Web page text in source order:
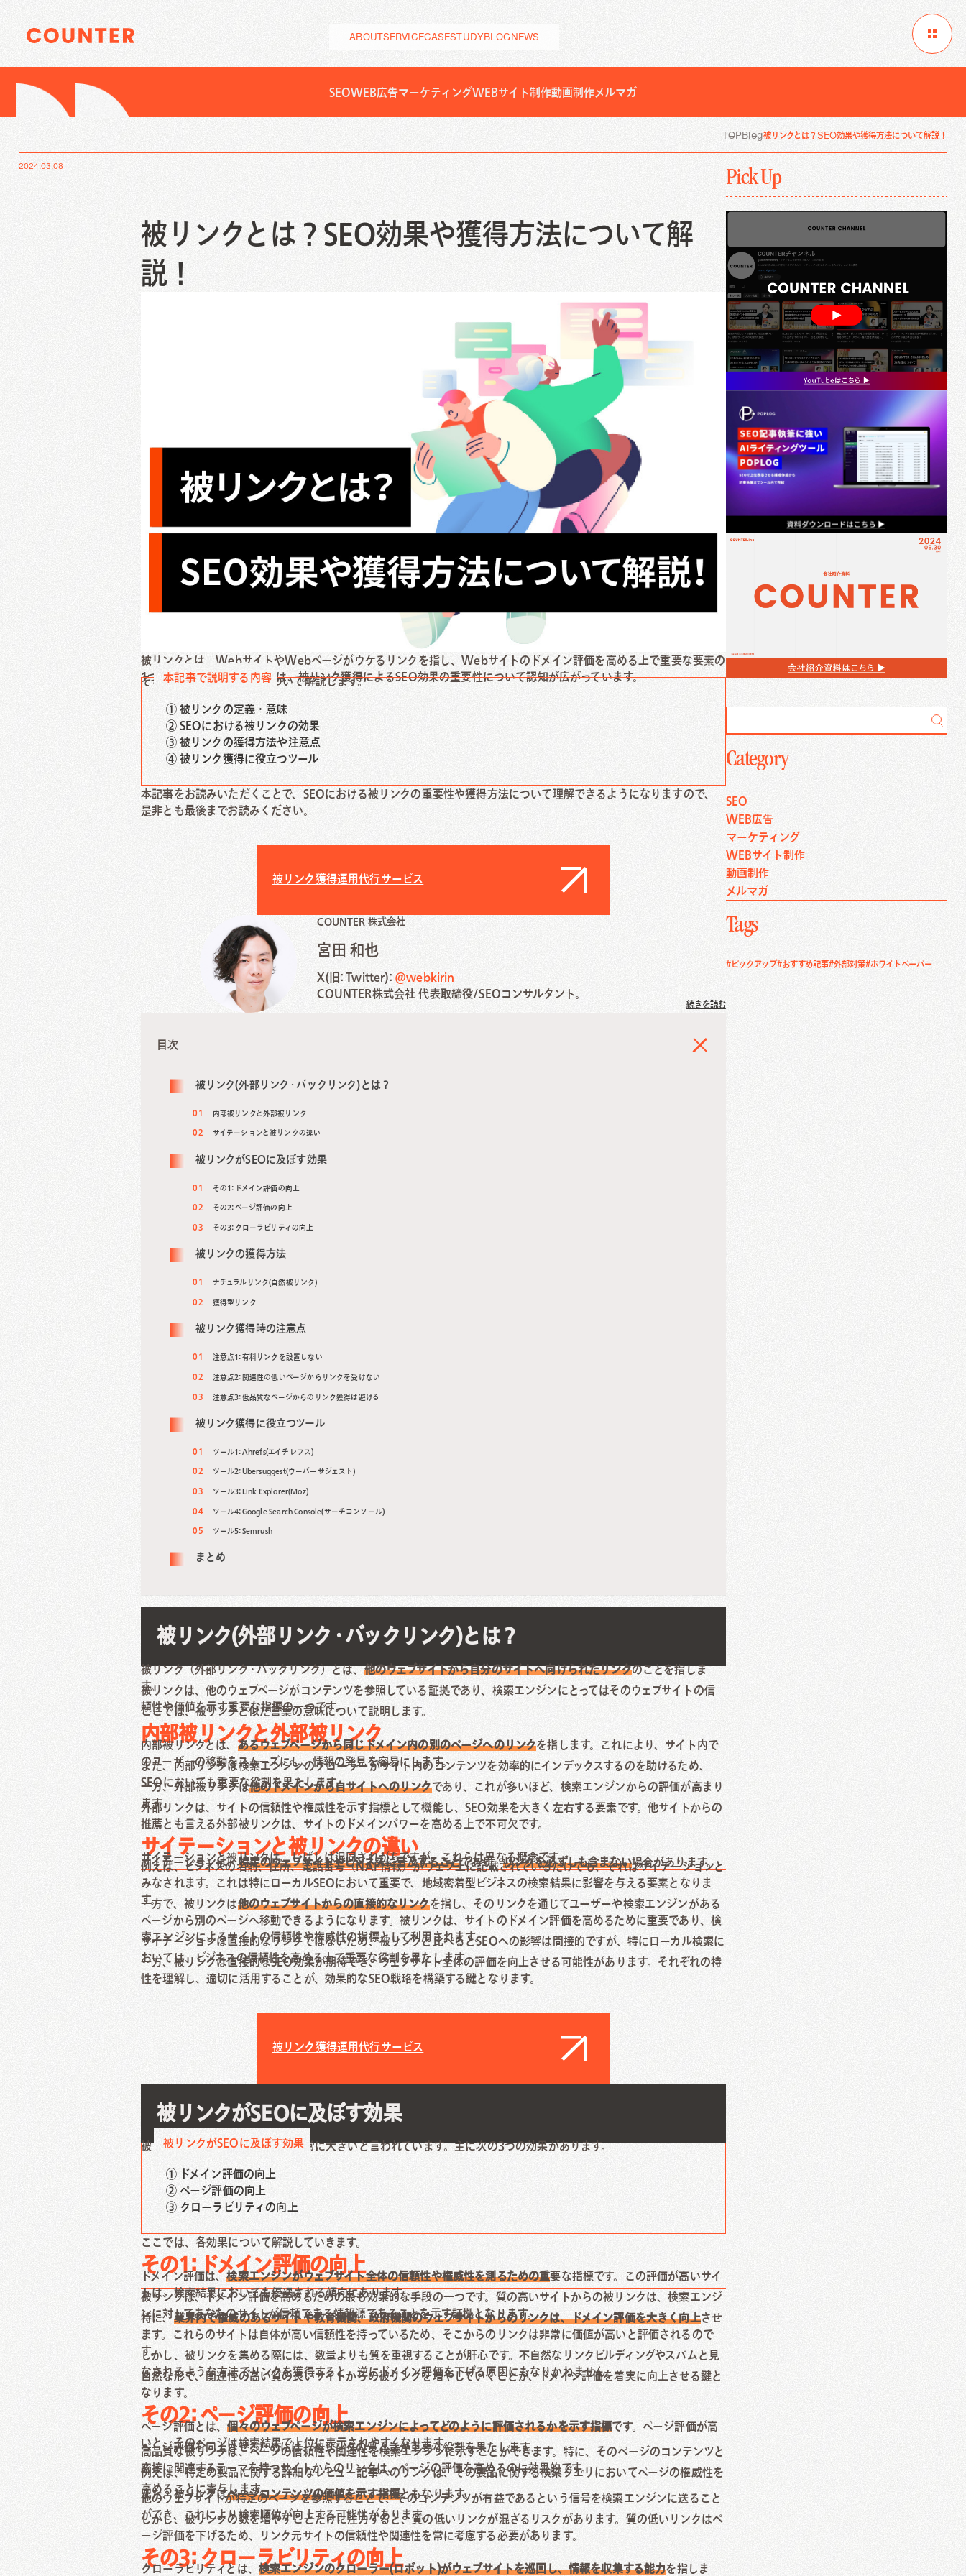
ABOUT SERVICECASESTUDY BLOG NEWS
Service Contents Digital Marketing
被リンク獲得運用代行
データベース型サイトSEO支援
オウンドメディアコンサルティング
Facebook広告運用代行
MA運用代行
インタビュー/取材記事制作代行
ホワイトペーパー制作/作成代行
メルマガ制作配信代行
Creative Work
採用動画制作
Local Media
メディア運営
KOSHIGAYAZINE
Index
ニュース
サービス
Service Contents Digital Marketing
CRM・SFA運用代行
Salesforce運用代行
Hubspot導入支援/運用代行
MA運用代行
インタビュー/取材記事制作代行
ホワイトペーパー制作/作成代行
メルマガ制作配信代行
オウンドメディア制作・構築
コーポレートサイト制作
SMB向けWebサイト制作サービス
映像制作
動画制作
採用動画制作
Local Media
埼玉ベース
Download
資料ダウンロード
Contact Us
お問い合わせ
SEOWEB広告マーケティングWEBサイト制作動画制作メルマガ
TOPBlog被リンクとは？SEO効果や獲得方法について解説！
Pick Up
Category
SEO
WEB広告
マーケティング
WEBサイト制作
動画制作
メルマガ
Tags
#ピックアップ#おすすめ記事#外部対策#ホワイトペーパー
2024.03.08
被リンクとは？SEO効果や獲得方法について解
説！
被リンクとは、WebサイトやWebページがウケるリンクを指し、Webサイトのドメイン評価を高める上で重要な要素の
1つです。特に昨今のSEOでは、被リンク獲得によるSEO効果の重要性について認知が広がっています。
そこで本記事では、下記について解説します。
本記事で説明する内容
① 被リンクの定義・意味
② SEOにおける被リンクの効果
③ 被リンクの獲得方法や注意点
④ 被リンク獲得に役立つツール
本記事をお読みいただくことで、SEOにおける被リンクの重要性や獲得方法について理解できるようになりますので、
是非とも最後までお読みください。
被リンク獲得運用代行サービス
COUNTER 株式会社
宮田 和也
X(旧: Twitter): @webkirin
COUNTER株式会社 代表取締役/SEOコンサルタント。
1993年生まれ。大学卒業後に外資系ITコンサルティング企業にてERP導入コンサル
リスト、株式会社バンケッツにて不動産メディア事業責任者を経験し独立。フリー
2018年 キャップジェミニ株式会社/ITコンサルタント(SAP SD/MM)
続きを読む
目次
被リンク(外部リンク・バックリンク)とは？
内部被リンクと外部被リンク
サイテーションと被リンクの違い
被リンクがSEOに及ぼす効果
その1: ドメイン評価の向上
その2: ページ評価の向上
その3: クローラビリティの向上
被リンクの獲得方法
ナチュラルリンク(自然被リンク)
獲得型リンク
被リンク獲得時の注意点
注意点1: 有料リンクを設置しない
注意点2: 関連性の低いページからリンクを受けない
注意点3: 低品質なページからのリンク獲得は避ける
被リンク獲得に役立つツール
ツール1: Ahrefs(エイチレフス)
ツール2: Ubersuggest(ウーバーサジェスト)
ツール3: Link Explorer(Moz)
ツール4: Google Search Console(サーチコンソール)
ツール5: Semrush
まとめ
被リンク(外部リンク・バックリンク)とは？
被リンク（外部リンク・バックリンク）とは、他のウェブサイトから自分のサイトへ向けられたリンクのことを指しま
す。
被リンクは、他のウェブページがコンテンツを参照している証拠であり、検索エンジンにとってはそのウェブサイトの信
頼性や価値を示す重要な指標の一つです。
ここでは、被リンクと似た言葉の意味について説明します。
内部被リンクと外部被リンク
内部被リンクとは、あるウェブページから同じドメイン内の別のページへのリンクを指します。これにより、サイト内で
のユーザーの移動をスムーズにし、情報の発見を容易にします。
また、内部リンクは検索エンジンのクローラーがサイト内のコンテンツを効率的にインデックスするのを助けるため、
SEOにおいても重要な役割を果たします。
一方、外部被リンクは他のドメインから自サイトへのリンクであり、これが多いほど、検索エンジンからの評価が高まり
ます。
外部リンクは、サイトの信頼性や権威性を示す指標として機能し、SEO効果を大きく左右する要素です。他サイトからの
推薦とも言える外部被リンクは、サイトのドメインパワーを高める上で不可欠です。
サイテーションと被リンクの違い
サイテーションと被リンクは、しばしば混同されがちですが、これらは異なる概念です。
サイテーションは、特定のウェブサイトやビジネスに言及することであり、リンクを必ずしも含まない場合があります。
例えば、ビジネスの名前、住所、電話番号（NAP情報）がウェブ上に記載されているだけでも、それはサイテーションと
みなされます。これは特にローカルSEOにおいて重要で、地域密着型ビジネスの検索結果に影響を与える要素となりま
す。
一方で、被リンクは他のウェブサイトからの直接的なリンクを指し、そのリンクを通じてユーザーや検索エンジンがある
ページから別のページへ移動できるようになります。被リンクは、サイトのドメイン評価を高めるために重要であり、検
索エンジンによるサイトの信頼性や権威性の指標として利用されます。
サイテーションは直接的なリンクではないため、被リンクと比べるとSEOへの影響は間接的ですが、特にローカル検索に
おいては、ビジネスの信頼性を高める上で重要な役割を果たします。
一方、被リンクは直接的なSEO効果が期待でき、ウェブサイト全体の評価を向上させる可能性があります。それぞれの特
性を理解し、適切に活用することが、効果的なSEO戦略を構築する鍵となります。
被リンク獲得運用代行サービス
被リンクがSEOに及ぼす効果
被リンクがSEOに及ぼす効果は非常に大きいと言われています。主に次の3つの効果があります。
被リンクがSEOに及ぼす効果
① ドメイン評価の向上
② ページ評価の向上
③ クローラビリティの向上
ここでは、各効果について解説していきます。
その1: ドメイン評価の向上
ドメイン評価は、検索エンジンがウェブサイト全体の信頼性や権威性を測るための重要な指標です。この評価が高いサイ
トは、検索結果においても優遇される傾向にあります。
被リンクは、ドメイン評価を高めるための最も効果的な手段の一つです。質の高いサイトからの被リンクは、検索エンジ
ンに対してあなたのサイトが信頼できる情報源であることを示す証拠となります。
特に、業界内で権威のあるサイトや教育機関、政府機関のウェブサイトからのリンクは、ドメイン評価を大きく向上させ
ます。これらのサイトは自体が高い信頼性を持っているため、そこからのリンクは非常に価値が高いと評価されるので
す。
しかし、被リンクを集める際には、数量よりも質を重視することが肝心です。不自然なリンクビルディングやスパムと見
なされるような方法でリンクを獲得すると、逆にドメイン評価を下げる原因にもなりかねません。
自然な形で、関連性の高い質の良いサイトからの被リンクを増やしていくことが、ドメイン評価を着実に向上させる鍵と
なります。
その2: ページ評価の向上
ページ評価とは、個々のウェブページが検索エンジンによってどのように評価されるかを示す指標です。ページ評価が高
いと、そのページは検索結果で上位に表示されやすくなります。
ページ評価を向上させるためには、被リンクの質と量が重要な役割を果たします。
高品質な被リンクは、ページの信頼性や関連性を検索エンジンに示すことができます。特に、そのページのコンテンツと
密接に関連するテーマを持つサイトからのリンクは、ページの評価を高めるのに効果的です。
例えば、特定の製品に関する詳細なレビュー記事へのリンクは、その製品に関する検索クエリにおいてページの権威性を
高めることに寄与します。
また、被リンクはページコンテンツの価値を示す指標ともなります。
他のウェブサイトが特定のページを参照することで、そのコンテンツが有益であるという信号を検索エンジンに送ること
ができ、これにより検索順位が向上する可能性があります。
しかし、被リンクの数を増やすことだけに注力すると、質の低いリンクが混ざるリスクがあります。質の低いリンクはペ
ージ評価を下げるため、リンク元サイトの信頼性や関連性を常に考慮する必要があります。
その3: クローラビリティの向上
クローラビリティとは、 検索エンジンのクローラー(ロボット)がウェブサイトを巡回し、情報を収集する能力を指しま